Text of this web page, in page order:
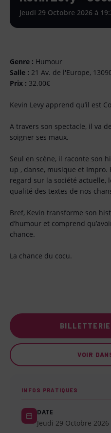
Jeudi 29 Octobre 2026 à
Genre : Humour
Salle : 21 Av. de l'Europe,
Prix : 32.00€
Kevin Levy apprend qu’il est
A travers son spectacle, il va
soigner ses maux.
Seul en scène, il raconte son
up , danse, musique et
regard sur la société actuelle,
qualité des textes de nos
Bref, Kevin transforme son
d’humour et comprend
chance.
La chance du cocu.
BILLETTERIE
VOIR
INFOS PRATIQUES
DATE
Jeudi 29 Octobre 2026